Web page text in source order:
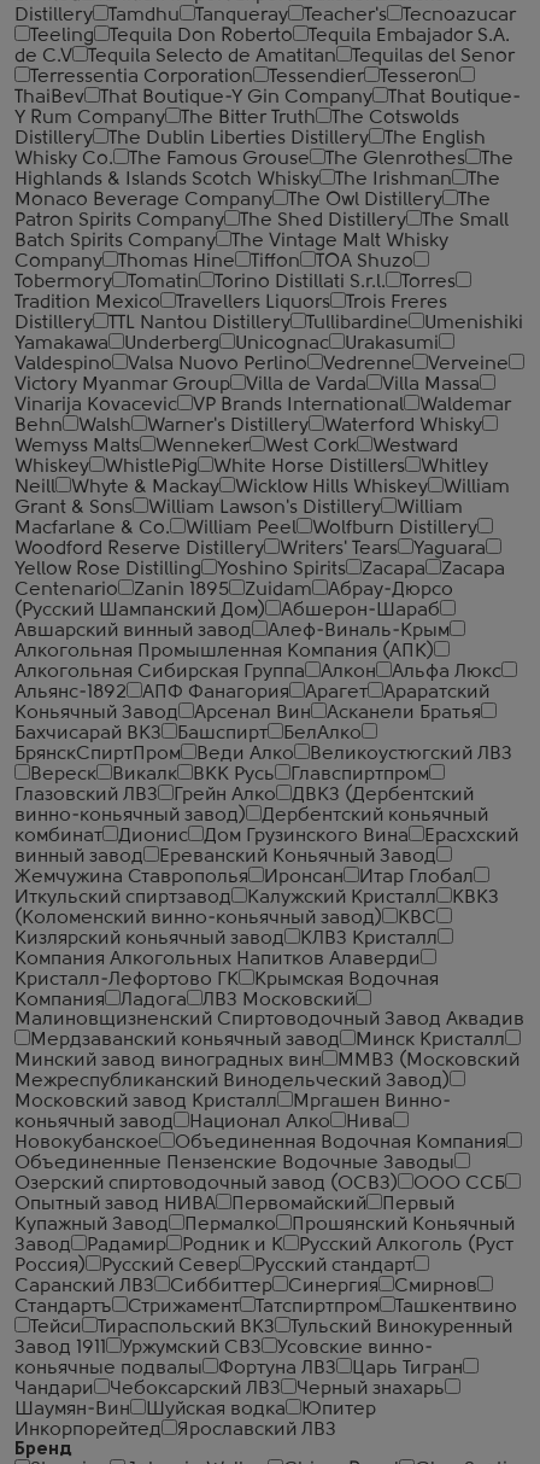
Distillery
Tamdhu Tanqueray Teacher's
Tecnoazucar
Teeling
Tequila Don Roberto
Tequila Embajador S.A.
de C.V
Tequila Selecto de Amatitan
Tequilas del Senor
Terressentia Corporation
Tessendier
Tesseron
ThaiBev
That Boutique-Y Gin Company
That Boutique-
Y Rum Company
The Bitter Truth
The Cotswolds
Distillery
The Dublin Liberties Distillery
The English
Whisky Co.
The Famous Grouse The Glenrothes
The
Highlands & Islands Scotch Whisky
The Irishman
The
Monaco Beverage Company
The Owl Distillery
The
Patron Spirits Company
The Shed Distillery
The Small
Batch Spirits Company
The Vintage Malt Whisky
Company
Thomas Hine Tiffon
TOA Shuzo
Tobermory
Tomatin Torino Distillati S.r.l.
Torres
Tradition Mexico
Travellers Liquors
Trois Freres
Distillery
TTL Nantou Distillery Tullibardine
Umenishiki
Yamakawa
Underberg Unicognac
Urakasumi
Valdespino
Valsa Nuovo Perlino Vedrenne
Verveine
Victory Myanmar Group
Villa de Varda
Villa Massa
Vinarija Kovacevic
VP Brands International
Waldemar
Behn
Walsh Warner's Distillery
Waterford Whisky
Wemyss Malts
Wenneker West Cork
Westward
Whiskey
WhistlePig White Horse Distillers
Whitley
Neill
Whyte & Mackay Wicklow Hills Whiskey
William
Grant & Sons
William Lawson's Distillery
William
Macfarlane & Co.
William Peel
Wolfburn Distillery
Woodford Reserve Distillery
Writers' Tears
Yaguara
Yellow Rose Distilling
Yoshino Spirits Zacapa
Zacapa
Centenario
Zanin 1895 Zuidam
Абрау-Дюрсо
(Русский Шампанский Дом)
Абшерон-Шараб
Авшарский винный завод
Алеф-Виналь-Крым
Алкогольная Промышленная Компания (АПК)
Алкогольная Сибирская Группа
Алкон
Альфа Люкс
Альянс-1892
АПФ Фанагория Арагет
Араратский
Коньячный Завод
Арсенал Вин
Асканели Братья
Бахчисарай ВКЗ
Башспирт
БелАлко
БрянскСпиртПром
Веди Алко
Великоустюгский ЛВЗ
Вереск
Викалк ВКК Русь
Главспиртпром
Глазовский ЛВЗ
Грейн Алко
ДВКЗ (Дербентский
винно-коньячный завод)
Дербентский коньячный
комбинат
Дионис Дом Грузинского Вина
Ерасхский
винный завод
Ереванский Коньячный Завод
Жемчужина Ставрополья
Иронсан
Итар Глобал
Иткульский спиртзавод
Калужский Кристалл
КВКЗ
(Коломенский винно-коньячный завод)
КВС
Кизлярский коньячный завод
КЛВЗ Кристалл
Компания Алкогольных Напитков Алаверди
Кристалл-Лефортово ГК
Крымская Водочная
Компания
Ладога
ЛВЗ Московский
Малиновщизненский Спиртоводочный Завод Аквадив
Мердзаванский коньячный завод
Минск Кристалл
Минский завод виноградных вин
ММВЗ (Московский
Межреспубликанский Винодельческий Завод)
Московский завод Кристалл
Мргашен Винно-
коньячный завод
Национал Алко
Нива
Новокубанское
Объединенная Водочная Компания
Объединенные Пензенские Водочные Заводы
Озерский спиртоводочный завод (ОСВЗ)
ООО ССБ
Опытный завод НИВА
Первомайский
Первый
Купажный Завод
Пермалко
Прошянский Коньячный
Завод
Радамир Родник и К
Русский Алкоголь (Руст
Россия)
Русский Север
Русский стандарт
Саранский ЛВЗ
Сиббиттер Синергия
Смирнов
Стандартъ
Стрижамент Татспиртпром
Ташкентвино
Тейси
Тираспольский ВКЗ
Тульский Винокуренный
Завод 1911
Уржумский СВЗ
Усовские винно-
коньячные подвалы
Фортуна ЛВЗ
Царь Тигран
Чандари
Чебоксарский ЛВЗ
Черный знахарь
Шаумян-Вин
Шуйская водка
Юпитер
Инкорпорейтед
Ярославский ЛВЗ
Бренд